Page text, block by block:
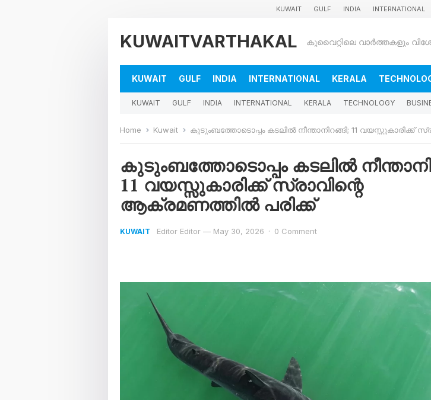
KUWAIT GULF INDIA INTERNATIONAL
KUWAITVARTHAKAL
KUWAIT GULF INDIA INTERNATIONAL KERALA
KUWAIT GULF INDIA INTERNATIONAL KERALA TECHNOLOGY
Home Kuwait കുടുംബത്തോടൊപ്പം കടലിൽ നീന്താനിറങ്ങി; 11 വയസ്സുകാരിക്ക് സ്രാവിന്റെ
കുടുംബത്തോടൊപ്പം കടലിൽ
11 വയസ്സുകാരിക്ക് സ്രാവിന്റെ
ആക്രമണത്തിൽ പരിക്ക്
KUWAIT Editor Editor — May 30, 2026 · 0 Comment